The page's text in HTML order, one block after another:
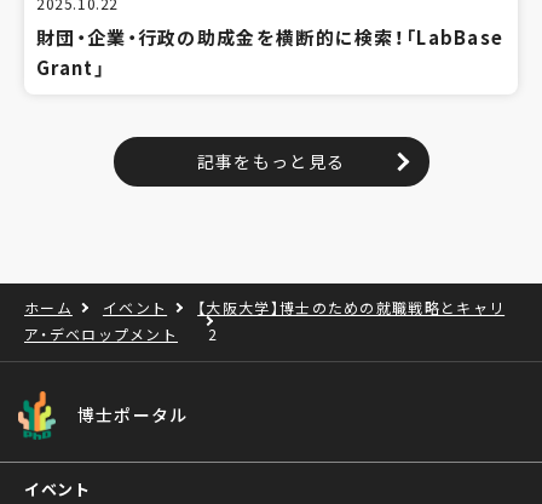
財団・企業・行政の助成金を横断的に検索！「LabBase
Grant」
記事をもっと見る
ホーム イベント
【大阪大学】博士のための就職戦略とキャリ
ア・デベロップメント
2
博士ポータル
イベント